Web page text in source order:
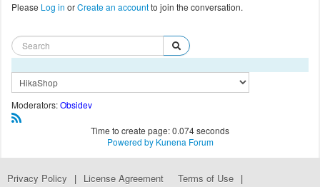
Please Log in orCreate an accountto join the conversation.
Moderators:Obsidev
Time to create page: 0.074 seconds
Powered by Kunena Forum
Privacy Policy | License Agreement Terms of Use |